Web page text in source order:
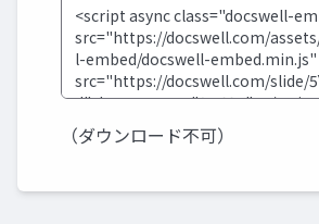
（ダウンロード不可）